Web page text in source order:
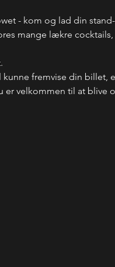
- kom og lad din
mange lækre
kunne fremvise din billet,
er velkommen til at blive